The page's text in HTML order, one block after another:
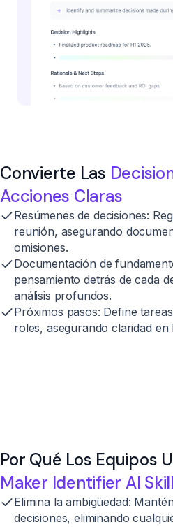
Convierte Las
Acciones Claras
Resúmenes de decisiones:
reunión, asegurando
omisiones.
Documentación de
pensamiento detrás de cada
análisis profundos.
Próximos pasos: Define
roles, asegurando claridad en
Por Qué Los Equipos
Maker Identifier AI Skill
Elimina la ambigüedad:
decisiones, eliminando